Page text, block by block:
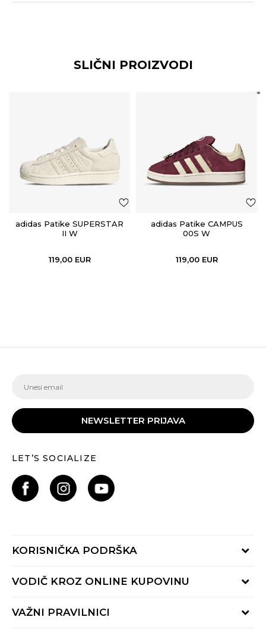
SLIČNI PROIZVODI
adidas Patike SUPERSTAR
II W
119,00 EUR
adidas Patike CAMPUS
00S W
119,00 EUR
NEWSLETTER PRIJAVA
LET’S SOCIALIZE
KORISNIČKA PODRŠKA
Provjeri status porudžbine
Radno vrijeme 9-16h
VODIČ KROZ ONLINE KUPOVINU
Načini isporuke
VAŽNI PRAVILNICI